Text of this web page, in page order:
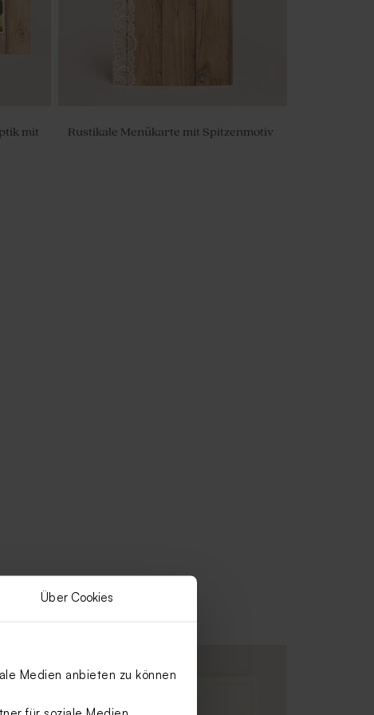
Über Cookies
Medien anbieten zu können
mit
Rustikale Menükarte mit Spitzenmotiv